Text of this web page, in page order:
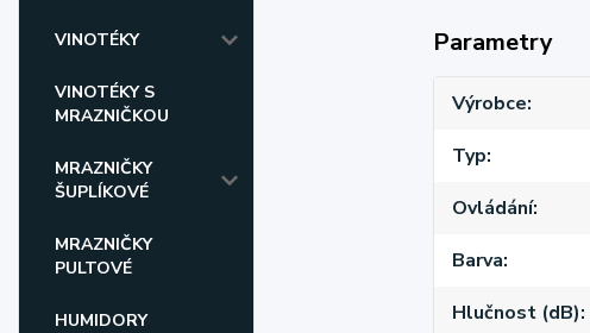
VINOTÉKY
VINOTÉKY S
MRAZNIČKOU
MRAZNIČKY
ŠUPLÍKOVÉ
MRAZNIČKY
PULTOVÉ
HUMIDORY
Parametry
Výrobce
Typ
Ovládání
Barva
Hlučnost (dB)